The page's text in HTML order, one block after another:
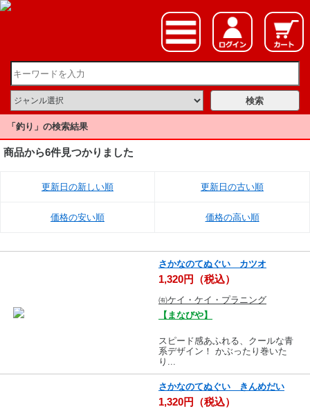
「釣り」の検索結果
商品から6件見つかりました
更新日の新しい順 更新日の古い順
価格の安い順 価格の高い順
さかなのてぬぐい カツオ
1,320円（税込）
㈲ケイ・ケイ・プラニング
【まなびや】
スピード感あふれる、クールな青
系デザイン！ かぶったり巻いた
り...
さかなのてぬぐい きんめだい
1,320円（税込）